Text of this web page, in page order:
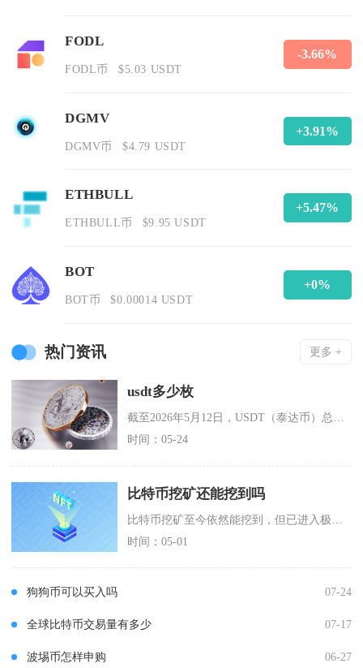
FODL
FODL币 $5.03 USDT
-3.66%
DGMV
DGMV币 $4.79 USDT
+3.91%
ETHBULL
ETHBULL币 $9.95 USDT
+5.47%
BOT
BOT币 $0.00014 USDT
+0%
热门资讯 更多 +
usdt多少枚
截至2026年5月12日，USDT（泰达币）总供应量约为1897亿枚，流通量约189.73
时间：05-24
比特币挖矿还能挖到吗
时间：05-01
狗狗币可以买入吗 07-24
全球比特币交易量有多少 07-17
波埸币怎样申购 06-27